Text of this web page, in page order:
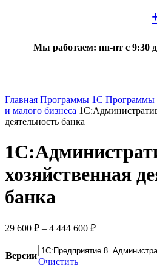
Мы работаем: пн-пт с 9:30
Главная Программы 1С Программы
и малого бизнеса
деятельность банка
хозяйственная
банка
29 600 ₽ – 4 444 600 ₽
Версии
Очистить